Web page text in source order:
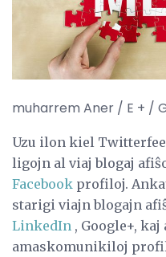
muharrem Aner / E + /
Uzu ilon kiel
ligojn al viaj blogaj
Facebook profiloj.
starigi viajn blogajn
LinkedIn , Google+,
amaskomunikiloj